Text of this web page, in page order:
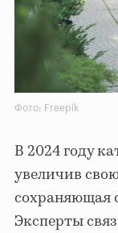
Фото: Freepik
В 2024 году
увеличив
сохраняющая
Эксперты